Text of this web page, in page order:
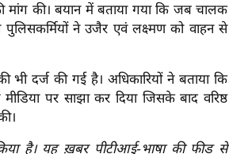
मांग की। बयान में बताया गया कि जब चालक
ने उजैर एवं लक्ष्मण को वाहन से
दर्ज की गई है। अधिकारियों ने बताया कि
पर साझा कर दिया जिसके बाद वरिष्ठ
है। यह ख़बर पीटीआई-भाषा की फीड से